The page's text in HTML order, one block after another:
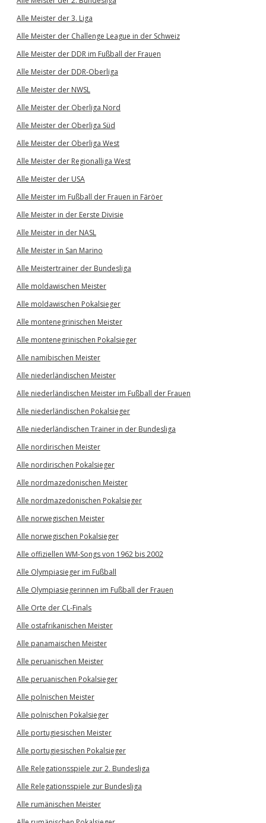
Alle Meister der 3. Liga
Alle Meister der Challenge League in der Schweiz
Alle Meister der DDR im Fußball der Frauen
Alle Meister der DDR-Oberliga
Alle Meister der NWSL
Alle Meister der Oberliga Nord
Alle Meister der Oberliga Süd
Alle Meister der Oberliga West
Alle Meister der Regionalliga West
Alle Meister der USA
Alle Meister im Fußball der Frauen in Färöer
Alle Meister in der Eerste Divisie
Alle Meister in der NASL
Alle Meister in San Marino
Alle Meistertrainer der Bundesliga
Alle moldawischen Meister
Alle moldawischen Pokalsieger
Alle montenegrinischen Meister
Alle montenegrinischen Pokalsieger
Alle namibischen Meister
Alle niederländischen Meister
Alle niederländischen Meister im Fußball der Frauen
Alle niederländischen Pokalsieger
Alle niederländischen Trainer in der Bundesliga
Alle nordirischen Meister
Alle nordirischen Pokalsieger
Alle nordmazedonischen Meister
Alle nordmazedonischen Pokalsieger
Alle norwegischen Meister
Alle norwegischen Pokalsieger
Alle offiziellen WM-Songs von 1962 bis 2002
Alle Olympiasieger im Fußball
Alle Olympiasiegerinnen im Fußball der Frauen
Alle Orte der CL-Finals
Alle ostafrikanischen Meister
Alle panamaischen Meister
Alle peruanischen Meister
Alle peruanischen Pokalsieger
Alle polnischen Meister
Alle polnischen Pokalsieger
Alle portugiesischen Meister
Alle portugiesischen Pokalsieger
Alle Relegationsspiele zur 2. Bundesliga
Alle Relegationsspiele zur Bundesliga
Alle rumänischen Meister